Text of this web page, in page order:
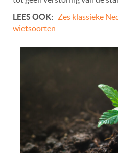
LEES OOK: Zes klassieke
wietsoorten